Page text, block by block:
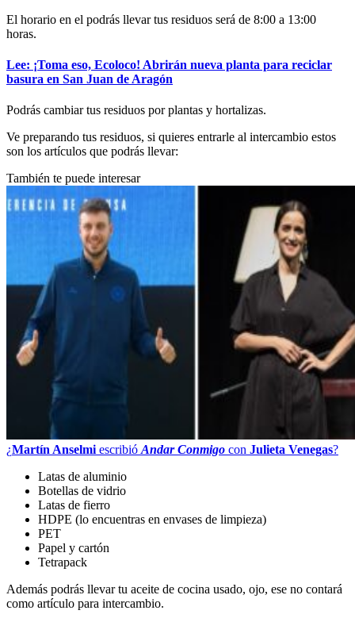
El horario en el podrás llevar tus residuos será de 8:00 a 13:00
horas.
Lee: ¡Toma eso, Ecoloco! Abrirán nueva planta para reciclar
basura en San Juan de Aragón
Podrás cambiar tus residuos por plantas y hortalizas.
Ve preparando tus residuos, si quieres entrarle al intercambio estos
son los artículos que podrás llevar:
También te puede interesar
¿Martín Anselmi escribió Andar Conmigo con Julieta Venegas?
Latas de aluminio
Botellas de vidrio
Latas de fierro
HDPE (lo encuentras en envases de limpieza)
PET
Papel y cartón
Tetrapack
Además podrás llevar tu aceite de cocina usado, ojo, ese no contará
como artículo para intercambio.